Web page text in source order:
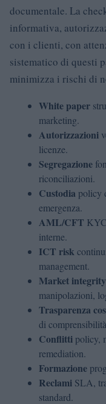
documentale. La
informativa,
con i clienti, con
sistematico di questi
minimizza i rischi di
White paper
marketing.
Autorizzazioni
licenze.
Segregazione
riconciliazioni.
Custodia policy
emergenza.
AML/CFT
interne.
ICT risk
management.
Market integrity
manipolazioni,
Trasparenza
di
Conflitti policy,
remediation.
Formazione
Reclami SLA,
standard.